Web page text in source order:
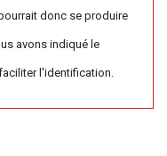
donc se produire
avons indiqué le
l'identification.